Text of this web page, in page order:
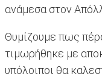
ανάμεσα στον
Θυμίζουμε πως
τιμωρήθηκε με
υπόλοιποι θα